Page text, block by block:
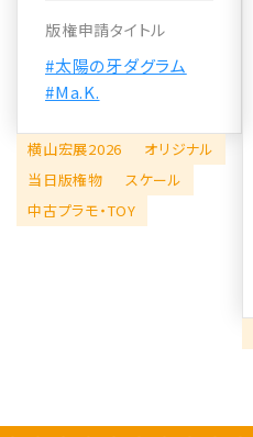
版権申請タイトル
#太陽の牙ダグラム
#Ma.K.
横山宏展2026
オリジナル
当日版権物
スケール
中古プラモ・TOY